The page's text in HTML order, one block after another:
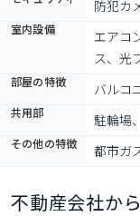
防犯カ
室内設備
エアコ
ス、光
部屋の特徴 バルコ
共用部 駐輪場
その他の特徴 都市ガ
不動産会社か